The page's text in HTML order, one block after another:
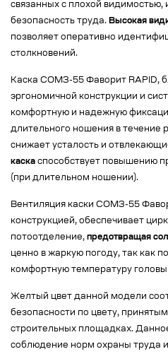
связанных с плохой
безопасность труда. Высокая
позволяет оперативно
столкновений.
Каска СОМЗ-55 Фаворит RAPID,
эргономичной конструкции и
комфортную и надежную
длительного ношения в течение
снижает усталость и
каска способствует повышению
(при длительном ношении).
Вентиляция каски СОМЗ-55
конструкцией, обеспечивает
потоотделение, предотвращая
ценно в жаркую погоду, так как
комфортную температуру
Желтый цвет данной модели
безопасности по цвету,
строительных площадках.
соблюдение норм охраны труда